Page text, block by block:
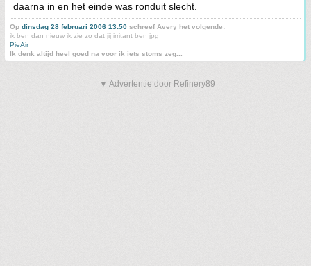
daarna in en het einde was ronduit slecht.
Op dinsdag 28 februari 2006 13:50 schreef Avery het volgende:
ik ben dan nieuw ik zie zo dat jij irritant ben jpg
PieAir
Ik denk altijd heel goed na voor ik iets stoms zeg...
▼ Advertentie door Refinery89